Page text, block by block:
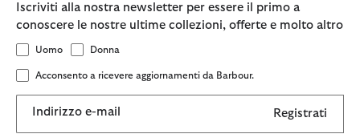
Iscriviti alla nostra newsletter per essere il primo a
conoscere le nostre ultime collezioni, offerte e molto altro
Uomo Donna
Acconsento a ricevere aggiornamenti da Barbour.
Indirizzo e-mail Registrati